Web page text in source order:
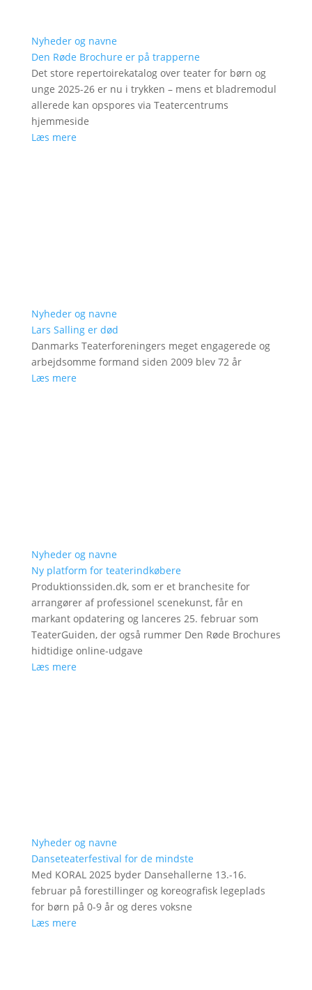
Nyheder og navne
Den Røde Brochure er på trapperne
Det store repertoirekatalog over teater for børn og
unge 2025-26 er nu i trykken – mens et bladremodul
allerede kan opspores via Teatercentrums
hjemmeside
Læs mere
Nyheder og navne
Lars Salling er død
Danmarks Teaterforeningers meget engagerede og
arbejdsomme formand siden 2009 blev 72 år
Læs mere
Nyheder og navne
Ny platform for teaterindkøbere
Produktionssiden.dk, som er et branchesite for
arrangører af professionel scenekunst, får en
markant opdatering og lanceres 25. februar som
TeaterGuiden, der også rummer Den Røde Brochures
hidtidige online-udgave
Læs mere
Nyheder og navne
Danseteaterfestival for de mindste
Med KORAL 2025 byder Dansehallerne 13.-16.
februar på forestillinger og koreografisk legeplads
for børn på 0-9 år og deres voksne
Læs mere